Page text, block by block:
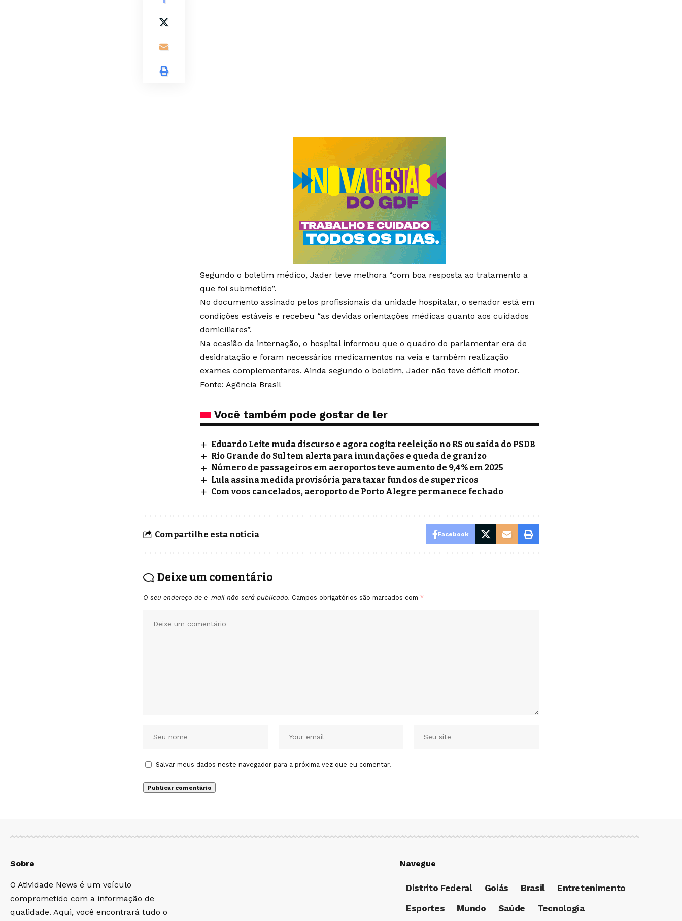
Segundo o boletim médico, Jader teve melhora “com boa resposta ao tratamento a
que foi submetido”.
No documento assinado pelos profissionais da unidade hospitalar, o senador está em
condições estáveis e recebeu “as devidas orientações médicas quanto aos cuidados
domiciliares”.
Na ocasião da internação, o hospital informou que o quadro do parlamentar era de
desidratação e foram necessários medicamentos na veia e também realização
exames complementares. Ainda segundo o boletim, Jader não teve déficit motor.
Fonte: Agência Brasil
Você também pode gostar de ler
Eduardo Leite muda discurso e agora cogita reeleição no RS ou saída do PSDB
Rio Grande do Sul tem alerta para inundações e queda de granizo
Número de passageiros em aeroportos teve aumento de 9,4% em 2025
Lula assina medida provisória para taxar fundos de super ricos
Com voos cancelados, aeroporto de Porto Alegre permanece fechado
Compartilhe esta notícia Facebook
Deixe um comentário
O seu endereço de e-mail não será publicado. Campos obrigatórios são marcados com *
Salvar meus dados neste navegador para a próxima vez que eu comentar.
Sobre
O Atividade News é um veículo
comprometido com a informação de
qualidade. Aqui, você encontrará tudo o
Navegue
Distrito Federal Goiás Brasil
Entretenimento
Esportes
Mundo Saúde Tecnologia